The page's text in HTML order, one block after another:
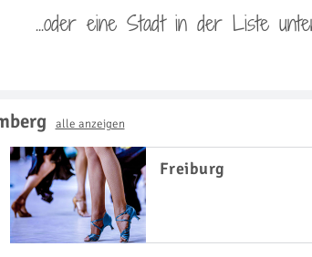
...oder eine Stadt in der Liste
alle anzeigen
Freiburg